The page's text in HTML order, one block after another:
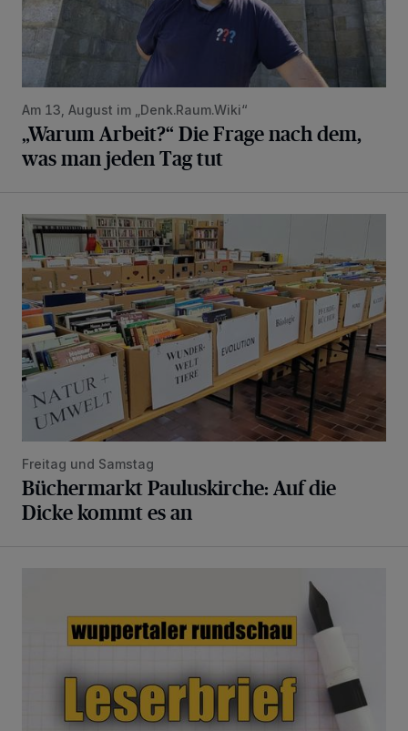
Am 13, August im „Denk.Raum.Wiki“
„Warum Arbeit?“ Die Frage nach dem,
was man jeden Tag tut
Büchermarkt Pauluskirche: Auf die Dicke kommt es an
Freitag und Samstag
Büchermarkt Pauluskirche: Auf die
Dicke kommt es an
„Nicht nur für ein großes Schaufenster auf Zeit“